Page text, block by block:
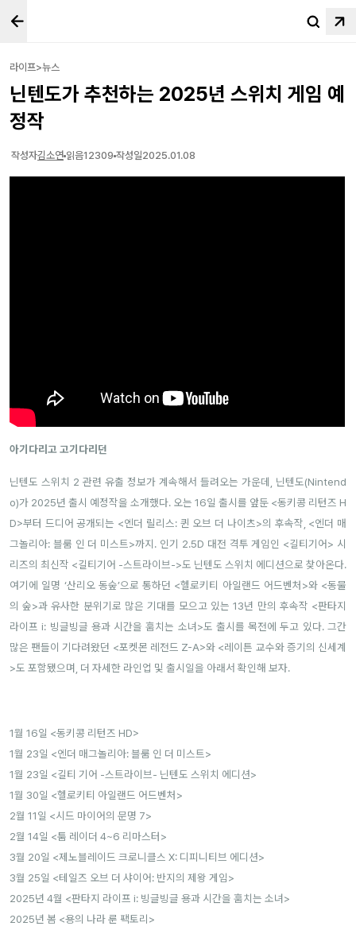
라이프>뉴스
닌텐도가 추천하는 2025년 스위치 게임 예
정작
작성자김소연 읽음12309 작성일2025.01.08
아기다리고 고기다리던
닌텐도 스위치 2 관련 유출 정보가 계속해서 들려오는 가운데, 닌텐도(Nintend
o)가 2025년 출시 예정작을 소개했다. 오는 16일 출시를 앞둔 <동키콩 리턴즈 H
D>부터 드디어 공개되는 <엔더 릴리스: 퀸 오브 더 나이츠>의 후속작, <엔더 매
그놀리아: 블룸 인 더 미스트>까지. 인기 2.5D 대전 격투 게임인 <길티기어> 시
리즈의 최신작 <길티기어 -스트라이브->도 닌텐도 스위치 에디션으로 찾아온다.
여기에 일명 ‘산리오 동숲’으로 통하던 <헬로키티 아일랜드 어드벤처>와 <동물
의 숲>과 유사한 분위기로 많은 기대를 모으고 있는 13년 만의 후속작 <판타지
라이프 i: 빙글빙글 용과 시간을 훔치는 소녀>도 출시를 목전에 두고 있다. 그간
많은 팬들이 기다려왔던 <포켓몬 레전드 Z-A>와 <레이튼 교수와 증기의 신세계
>도 포함됐으며, 더 자세한 라인업 및 출시일을 아래서 확인해 보자.
1월 16일 <동키콩 리턴즈 HD>
1월 23일 <엔더 매그놀리아: 블룸 인 더 미스트>
1월 23일 <길티 기어 -스트라이브- 닌텐도 스위치 에디션>
1월 30일 <헬로키티 아일랜드 어드벤처>
2월 11일 <시드 마이어의 문명 7>
2월 14일 <툼 레이더 4~6 리마스터>
3월 20일 <제노블레이드 크로니클스 X: 디피니티브 에디션>
3월 25일 <테일즈 오브 더 샤이어: 반지의 제왕 게임>
2025년 4월 <판타지 라이프 i: 빙글빙글 용과 시간을 훔치는 소녀>
2025년 봄 <용의 나라 룬 팩토리>